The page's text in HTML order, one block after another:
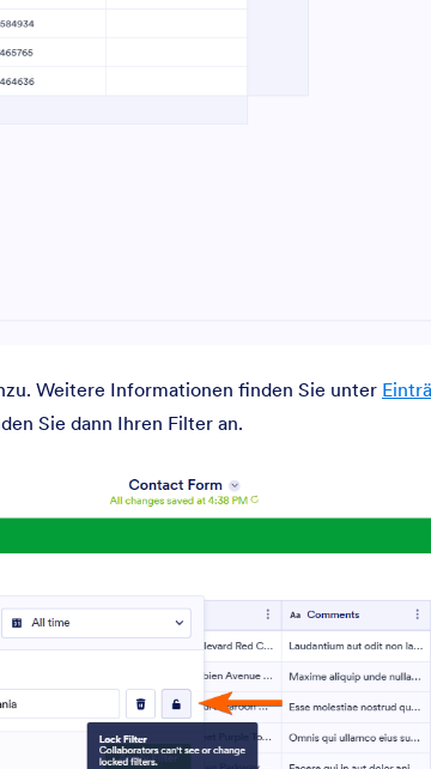
Weitere Informationen finden Sie unter
Sie dann Ihren Filter an.